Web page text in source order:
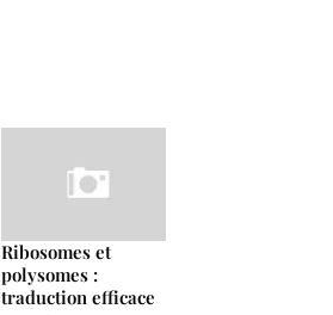
Ribosomes et
polysomes :
traduction efficace